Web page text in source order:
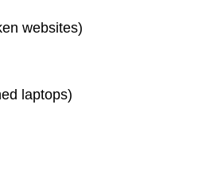
websites)
laptops)